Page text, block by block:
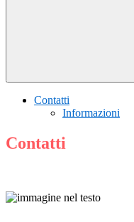
Contatti
Informazioni
Contatti